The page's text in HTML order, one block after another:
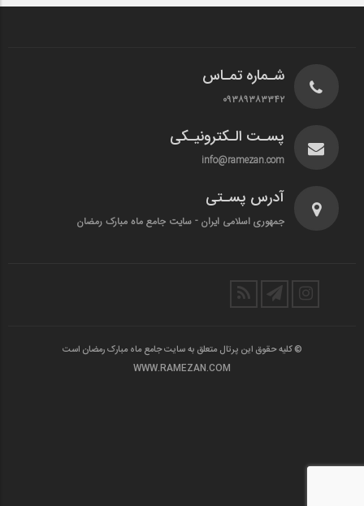
شـماره تمـاس
۰۹۳۸۹۳۸۳۳۴۲
پسـت الـکترونیـکی
info@ramezan.com
آدرس پسـتی
جمهوری اسلامی ایران - سایت جامع ماه مبارک رمضان
© کلیه حقوق این پرتال متعلق به سایت جامع ماه مبارک رمضان است
WWW.RAMEZAN.COM